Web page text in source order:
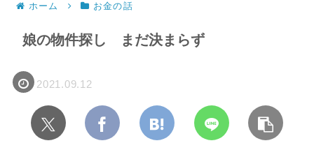
ホーム お金の話
娘の物件探し まだ決まらず
2021.09.12